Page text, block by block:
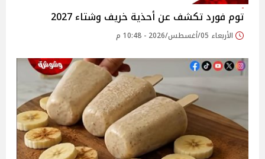
توم فورد تكشف عن أحذية خريف وشتاء 2027
الأربعاء 05/أغسطس/2026 - 10:48 م